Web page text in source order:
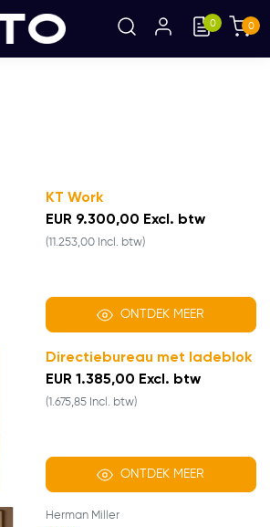
0 0
KT Work
EUR 9.300,00 Excl. btw
(11.253,00 Incl. btw)
ONTDEK MEER
Directiebureau met ladeblok
EUR 1.385,00 Excl. btw
(1.675,85 Incl. btw)
ONTDEK MEER
Herman Miller